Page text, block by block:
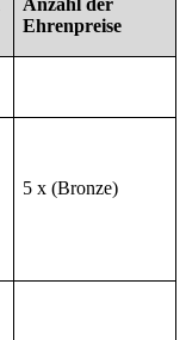
Anzahl der
Ehrenpreise
5 x (Bronze)